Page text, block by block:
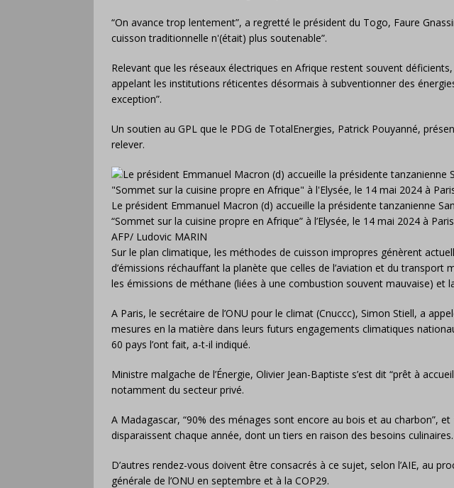
“On avance trop lentement”, a regretté le président du Togo, Faure
cuisson traditionnelle n'(était) plus soutenable”.
Relevant que les réseaux électriques en Afrique restent souvent
appelant les institutions réticentes désormais à subventionner des
exception”.
Un soutien au GPL que le PDG de TotalEnergies, Patrick Pouyanné,
relever.
Le président Emmanuel Macron (d) accueille la présidente tanzanienne
“Sommet sur la cuisine propre en Afrique” à l’Elysée, le 14 mai 2024 à Paris
AFP/ Ludovic MARIN
Sur le plan climatique, les méthodes de cuisson impropres génèrent
d’émissions réchauffant la planète que celles de l’aviation et du transport
les émissions de méthane (liées à une combustion souvent mauvaise) et
A Paris, le secrétaire de l’ONU pour le climat (Cnuccc), Simon Stiell, a
mesures en la matière dans leurs futurs engagements climatiques
60 pays l’ont fait, a-t-il indiqué.
Ministre malgache de l’Énergie, Olivier Jean-Baptiste s’est dit “prêt à
notamment du secteur privé.
A Madagascar, “90% des ménages sont encore au bois et au charbon”,
disparaissent chaque année, dont un tiers en raison des besoins culinaires.
D’autres rendez-vous doivent être consacrés à ce sujet, selon l’AIE, au
générale de l’ONU en septembre et à la COP29.